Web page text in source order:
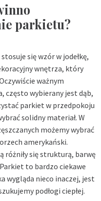
parkietu?
się wzór w jodełkę,
wnętrza, który
ważnym
często wybierany jest dąb,
parkiet w przedpokoju
solidny materiał. W
możemy wybrać
amerykański.
różniły się strukturą, barwę
to bardzo ciekawe
wygląda nieco inaczej, jest
podłogi ciepłej.